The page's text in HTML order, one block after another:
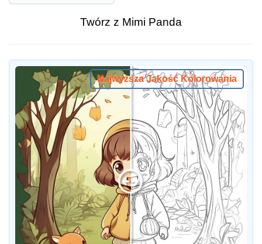
Twórz z Mimi Panda
Najwyższa Jakość Kolorowania